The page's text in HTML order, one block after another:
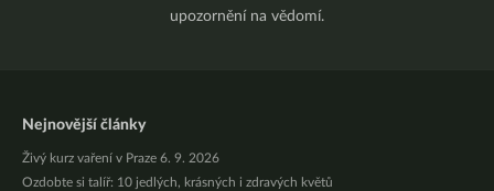
upozornění na vědomí.
Nejnovější články
Živý kurz vaření v Praze 6. 9. 2026
Ozdobte si talíř: 10 jedlých, krásných i zdravých květů